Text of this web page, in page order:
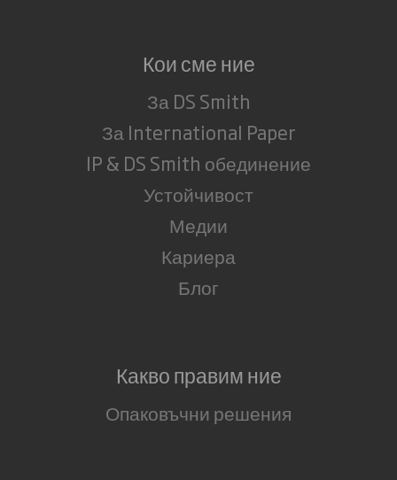
Кои сме ние
За DS Smith
За International Paper
IP & DS Smith обединение
Устойчивост
Медии
Кариера
Блог
Какво правим ние
Опаковъчни решения